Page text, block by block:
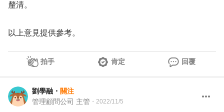
釐清。
以上意見提供參考。
拍手 肯定 回覆
劉學融 ・ 關注
管理顧問公司 主管 ・ 2022/11/5